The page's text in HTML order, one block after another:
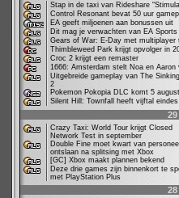
Stap in de taxi van Rideshare
Control Resonant bevat 50 uur
EA geeft miljoenen aan bonussen uit
Dit mag je verwachten van EA
Gears of War: E-Day met multiplayer
Thimbleweed Park krijgt opvolger in
Croc 2 krijgt een remaster
1666: Amsterdam stelt Noa en Aaron
Uitgebreide gameplay van The
2
Pokemon Pokopia DLC komt 5
Silent Hill: Townfall heeft vijftal eindes
Crazy Taxi: World Tour krijgt Closed
Network Test in september
Double Fine moet kwart van personeel
ontslaan na splitsing met Xbox
[GC] Xbox maakt plannen bekend
Deze drie games zijn binnenkort te
met PlayStation Plus